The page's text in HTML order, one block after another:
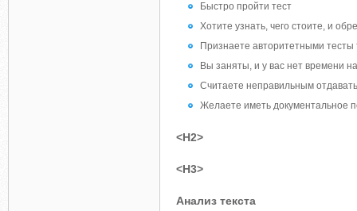
Быстро пройти тест
Хотите узнать, чего стоите, и
Признаете авторитетными тесты
Вы заняты, и у вас нет времени
Считаете неправильным
Желаете иметь документальное
<H2>
<H3>
Анализ текста